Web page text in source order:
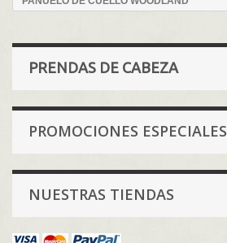
PRENDAS DE CABEZA
PROMOCIONES ESPECIALES
NUESTRAS TIENDAS